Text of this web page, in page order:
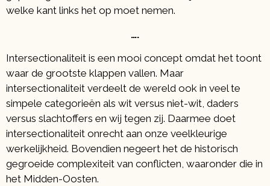
welke kant links het op moet nemen.
….
Intersectionaliteit is een mooi concept omdat het toont
waar de grootste klappen vallen. Maar
intersectionaliteit verdeelt de wereld ook in veel te
simpele categorieën als wit versus niet-wit, daders
versus slachtoffers en wij tegen zij. Daarmee doet
intersectionaliteit onrecht aan onze veelkleurige
werkelijkheid. Bovendien negeert het de historisch
gegroeide complexiteit van conflicten, waaronder die in
het Midden-Oosten.